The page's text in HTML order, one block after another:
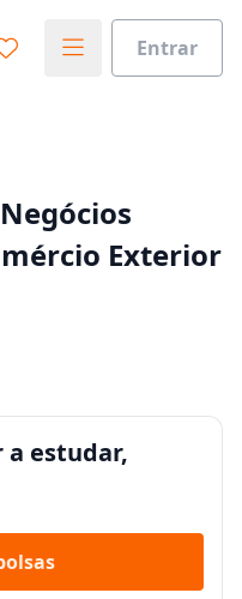
Entrar
Exterior
a estudar,